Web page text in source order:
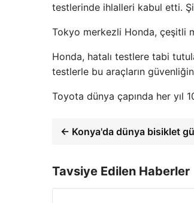
testlerinde ihlalleri kabul etti.
Tokyo merkezli Honda, çeşitli
Honda, hatalı testlere tabi
testlerle bu araçların
Toyota dünya çapında her yıl
← Konya'da dünya bisiklet
Tavsiye Edilen Haberler